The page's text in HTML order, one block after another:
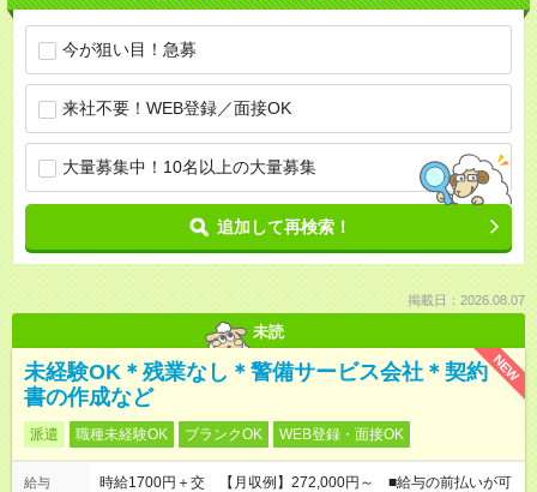
今が狙い目！急募
来社不要！WEB登録／面接OK
大量募集中！10名以上の大量募集
追加して再検索！
掲載日：2026.08.07
未読
NEW
未経験OK＊残業なし＊警備サービス会社＊契約
書の作成など
派遣 職種未経験OK ブランクOK WEB登録・面接OK
給与
時給1700円＋交 【月収例】272,000円～ ■給与の前払いが可